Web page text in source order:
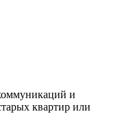
и
квартир или